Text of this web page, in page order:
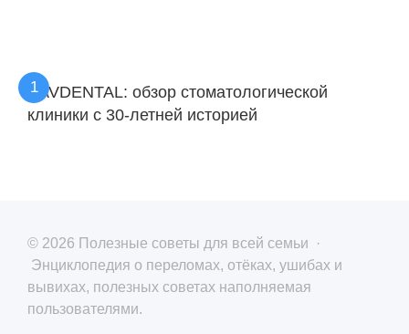
KAVDENTAL: обзор стоматологической
клиники с 30-летней историей
© 2026 Полезные советы для всей семьи ·
Энциклопедия о переломах, отёках, ушибах и
вывихах, полезных советах наполняемая
пользователями.